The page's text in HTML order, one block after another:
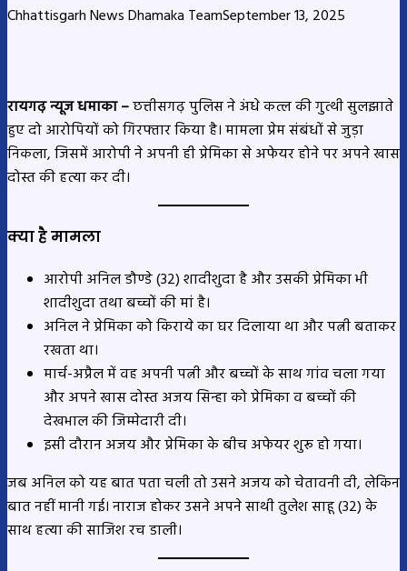
Chhattisgarh News Dhamaka TeamSeptember 13, 2025
रायगढ़ न्यूज धमाका –छत्तीसगढ़ पुलिस ने अंधे कत्ल की गुत्थी सुलझाते
हुए दो आरोपियों को गिरफ्तार किया है। मामला प्रेम संबंधों से जुड़ा
निकला, जिसमें आरोपी ने अपनी ही प्रेमिका से अफेयर होने पर अपने खास
दोस्त की हत्या कर दी।
क्या है मामला
आरोपी अनिल डौण्डे (32) शादीशुदा है और उसकी प्रेमिका भी
शादीशुदा तथा बच्चों की मां है।
अनिल ने प्रेमिका को किराये का घर दिलाया था और पत्नी बताकर
रखता था।
मार्च-अप्रैल में वह अपनी पत्नी और बच्चों के साथ गांव चला गया
और अपने खास दोस्त अजय सिन्हा को प्रेमिका व बच्चों की
देखभाल की जिम्मेदारी दी।
इसी दौरान अजय और प्रेमिका के बीच अफेयर शुरू हो गया।
जब अनिल को यह बात पता चली तो उसने अजय को चेतावनी दी, लेकिन
बात नहीं मानी गई। नाराज होकर उसने अपने साथी तुलेश साहू (32) के
साथ हत्या की साजिश रच डाली।